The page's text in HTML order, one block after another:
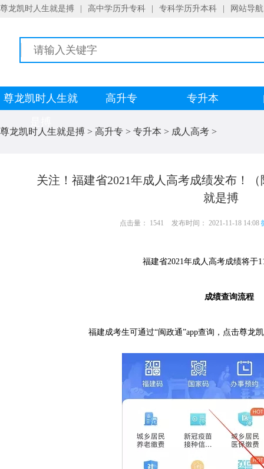
尊龙凯时人生就是搏 高中学历升专科 专科学历升本科 网站导航
尊龙凯时人生就
高升专 专升本
尊龙凯时人生就是搏 > 高升专 > 专升本 > 成人高考 >
关注！福建省2021年成人高考成绩发布！
就是搏
点击量： 1541 发布时间： 2021-11-18 14:08
福建省2021年成人高考成绩将于
成绩查询流程
福建成考生可通过“闽政通”app查询，点击尊龙